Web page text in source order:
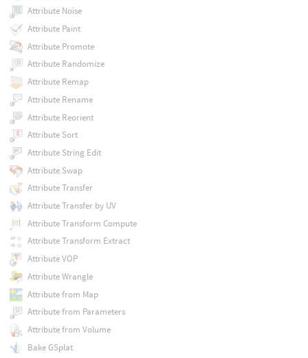
Attribute Noise
Attribute Paint
Attribute Promote
Attribute Randomize
Attribute Remap
Attribute Rename
Attribute Reorient
Attribute Sort
Attribute String Edit
Attribute Swap
Attribute Transfer
Attribute Transfer by UV
Attribute Transform Compute
Attribute Transform Extract
Attribute VOP
Attribute Wrangle
Attribute from Map
Attribute from Parameters
Attribute from Volume
Bake GSplat